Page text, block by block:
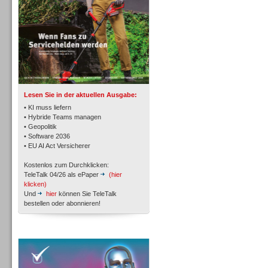
Lesen Sie in der aktuellen Ausgabe:
• KI muss liefern
• Hybride Teams managen
• Geopolitik
• Software 2036
• EU AI Act Versicherer
Kostenlos zum Durchklicken:
TeleTalk 04/26 als ePaper
(hier
klicken)
Und
hier können Sie TeleTalk
bestellen oder abonnieren!
TK- und ACD-Systeme
Workforce-Management
Personal